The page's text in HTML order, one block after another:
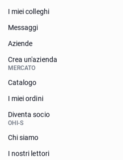
I miei colleghi
Messaggi
Aziende
Crea un'azienda
MERCATO
Catalogo
I miei ordini
Diventa socio
OHI-S
Chi siamo
I nostri lettori